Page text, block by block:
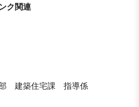
ク関連
建築住宅課 指導係